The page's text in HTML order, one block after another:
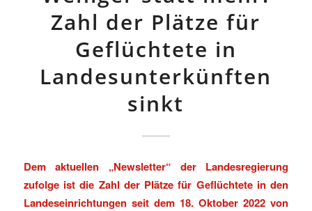
Zahl der Plätze für
Geflüchtete in
Landesunterkünften
sinkt
Dem aktuellen „Newsletter“ der Landesregierung
zufolge ist die Zahl der Plätze für Geflüchtete in den
Landeseinrichtungen seit dem 18. Oktober 2022 von